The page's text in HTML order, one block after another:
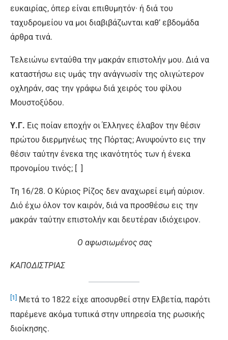
ευκαιρίας, όπερ είναι επιθυμητόν· ή διά του
ταχυδρομείου να μοι διαβιβάζωνται καθ’ εβδομάδα
άρθρα τινά.
Τελειώνω ενταύθα την μακράν επιστολήν μου. Διά να
καταστήσω εις υμάς την ανάγνωσίν της ολιγώτερον
οχληράν, σας την γράφω διά χειρός του φίλου
Μουστοξύδου.
Υ.Γ. Εις ποίαν εποχήν οι Έλληνες έλαβον την θέσιν
πρώτου διερμηνέως της Πόρτας; Ανυψούντο εις την
θέσιν ταύτην ένεκα της ικανότητός των ή ένεκα
προνομίου τινός; [ ]
Τη 16/28. Ο Κύριος Ρίζος δεν αναχωρεί ειμή αύριον.
Διό έχω όλον τον καιρόν, διά να προσθέσω εις την
μακράν ταύτην επιστολήν και δευτέραν ιδιόχειρον.
Ο αφωσιωμένος σας
ΚΑΠΟΔΙΣΤΡΙΑΣ
[1] Μετά το 1822 είχε αποσυρθεί στην Ελβετία, παρότι
παρέμενε ακόμα τυπικά στην υπηρεσία της ρωσικής
διοίκησης.